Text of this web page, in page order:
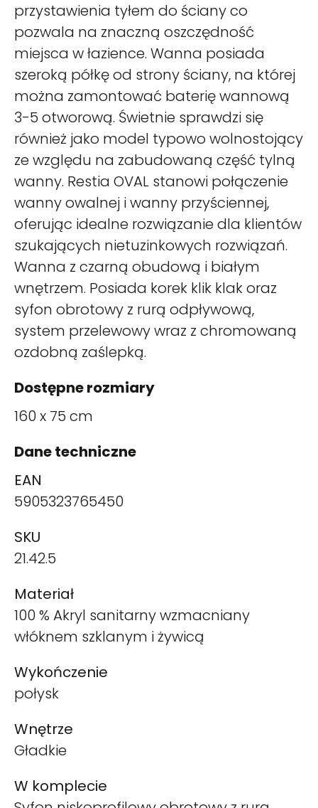
przystawienia tyłem do ściany co
pozwala na znaczną oszczędność
miejsca w łazience. Wanna posiada
szeroką półkę od strony ściany, na której
można zamontować baterię wannową
3-5 otworową. Świetnie sprawdzi się
również jako model typowo wolnostojący
ze względu na zabudowaną część tylną
wanny. Restia OVAL stanowi połączenie
wanny owalnej i wanny przyściennej,
oferując idealne rozwiązanie dla klientów
szukających nietuzinkowych rozwiązań.
Wanna z czarną obudową i białym
wnętrzem. Posiada korek klik klak oraz
syfon obrotowy z rurą odpływową,
system przelewowy wraz z chromowaną
ozdobną zaślepką.
Dostępne rozmiary
160 x 75 cm
Dane techniczne
EAN
5905323765450
SKU
21.42.5
Materiał
100 % Akryl sanitarny wzmacniany
włóknem szklanym i żywicą
Wykończenie
połysk
Wnętrze
Gładkie
W komplecie